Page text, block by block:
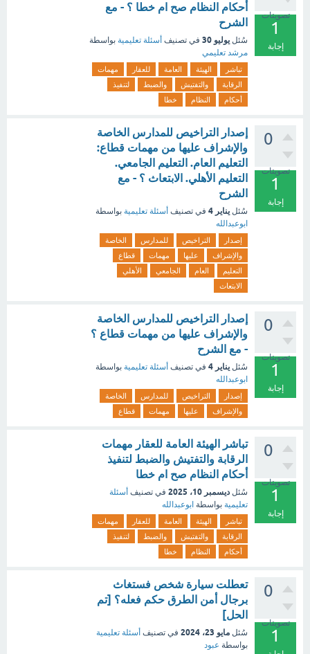
تصويتات
1
إجابة
أحكام النظام صح ام خطا ؟ - مع
الشرح
سُئل يوليو 30 في تصنيف أسئلة تعليمية بواسطة
مرشد تعليمي
تباشر الهيئة العامة للعقار
مهمات
الرقابة
والتفتيش والضبط
لتنفيذ
أحكام
النظام خطا
0
تصويتات
1
إجابة
إصدار التراخيص للمدارس الخاصة
والإشراف عليها من مهمات قطاع:
التعليم العام. التعليم الجامعي.
التعليم الأهلي. الابتعاث ؟ - مع
الشرح
سُئل يناير 4 في تصنيف أسئلة تعليمية بواسطة
ابوعبدالله
إصدار التراخيص للمدارس
الخاصة
والإشراف
عليها مهمات
قطاع
التعليم
العام الجامعي
الأهلي
الابتعاث
0
تصويتات
1
إجابة
إصدار التراخيص للمدارس الخاصة
والإشراف عليها من مهمات قطاع ؟
- مع الشرح
سُئل يناير 4 في تصنيف أسئلة تعليمية بواسطة
ابوعبدالله
إصدار التراخيص للمدارس
الخاصة
والإشراف
عليها مهمات قطاع
0
تصويتات
1
إجابة
تباشر الهيئة العامة للعقار مهمات
الرقابة والتفتيش والضبط لتنفيذ
أحكام النظام صح ام خطا
سُئل ديسمبر 10، 2025 في تصنيف أسئلة
تعليمية بواسطة ابوعبدالله
تباشر الهيئة العامة للعقار
مهمات
الرقابة
والتفتيش والضبط
لتنفيذ
أحكام
النظام خطا
0
تصويتات
1
تعطلت سيارة شخص فستغاث
برجال أمن الطرق حكم فعله؟ [تم
الحل]
سُئل مايو 23، 2024 في تصنيف أسئلة تعليمية
بواسطة عبود